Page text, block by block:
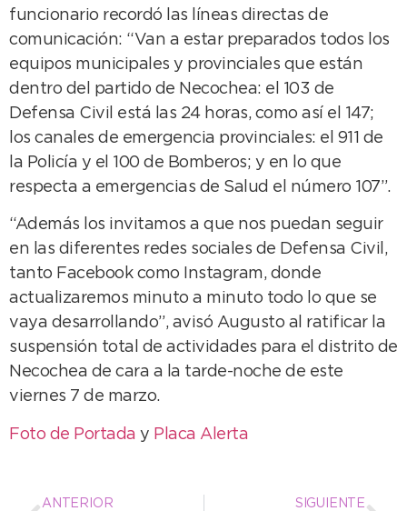
funcionario recordó las líneas directas de
comunicación: “Van a estar preparados todos los
equipos municipales y provinciales que están
dentro del partido de Necochea: el 103 de
Defensa Civil está las 24 horas, como así el 147;
los canales de emergencia provinciales: el 911 de
la Policía y el 100 de Bomberos; y en lo que
respecta a emergencias de Salud el número 107”.
“Además los invitamos a que nos puedan seguir
en las diferentes redes sociales de Defensa Civil,
tanto Facebook como Instagram, donde
actualizaremos minuto a minuto todo lo que se
vaya desarrollando”, avisó Augusto al ratificar la
suspensión total de actividades para el distrito de
Necochea de cara a la tarde-noche de este
viernes 7 de marzo.
Foto de Portada y Placa Alerta
ANTERIOR SIGUIENTE